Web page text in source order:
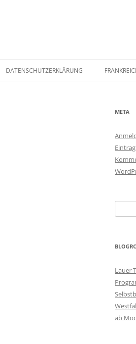
SACHEN FÜR KINDER 2-5.
DATENSCHUTZERKLÄRUNG
META
nach:
Lauer
ab